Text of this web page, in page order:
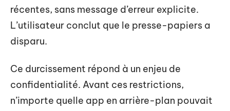
récentes, sans message d’erreur explicite.
L’utilisateur conclut que le presse-papiers a
disparu.
Ce durcissement répond à un enjeu de
confidentialité. Avant ces restrictions,
n’importe quelle app en arrière-plan pouvait